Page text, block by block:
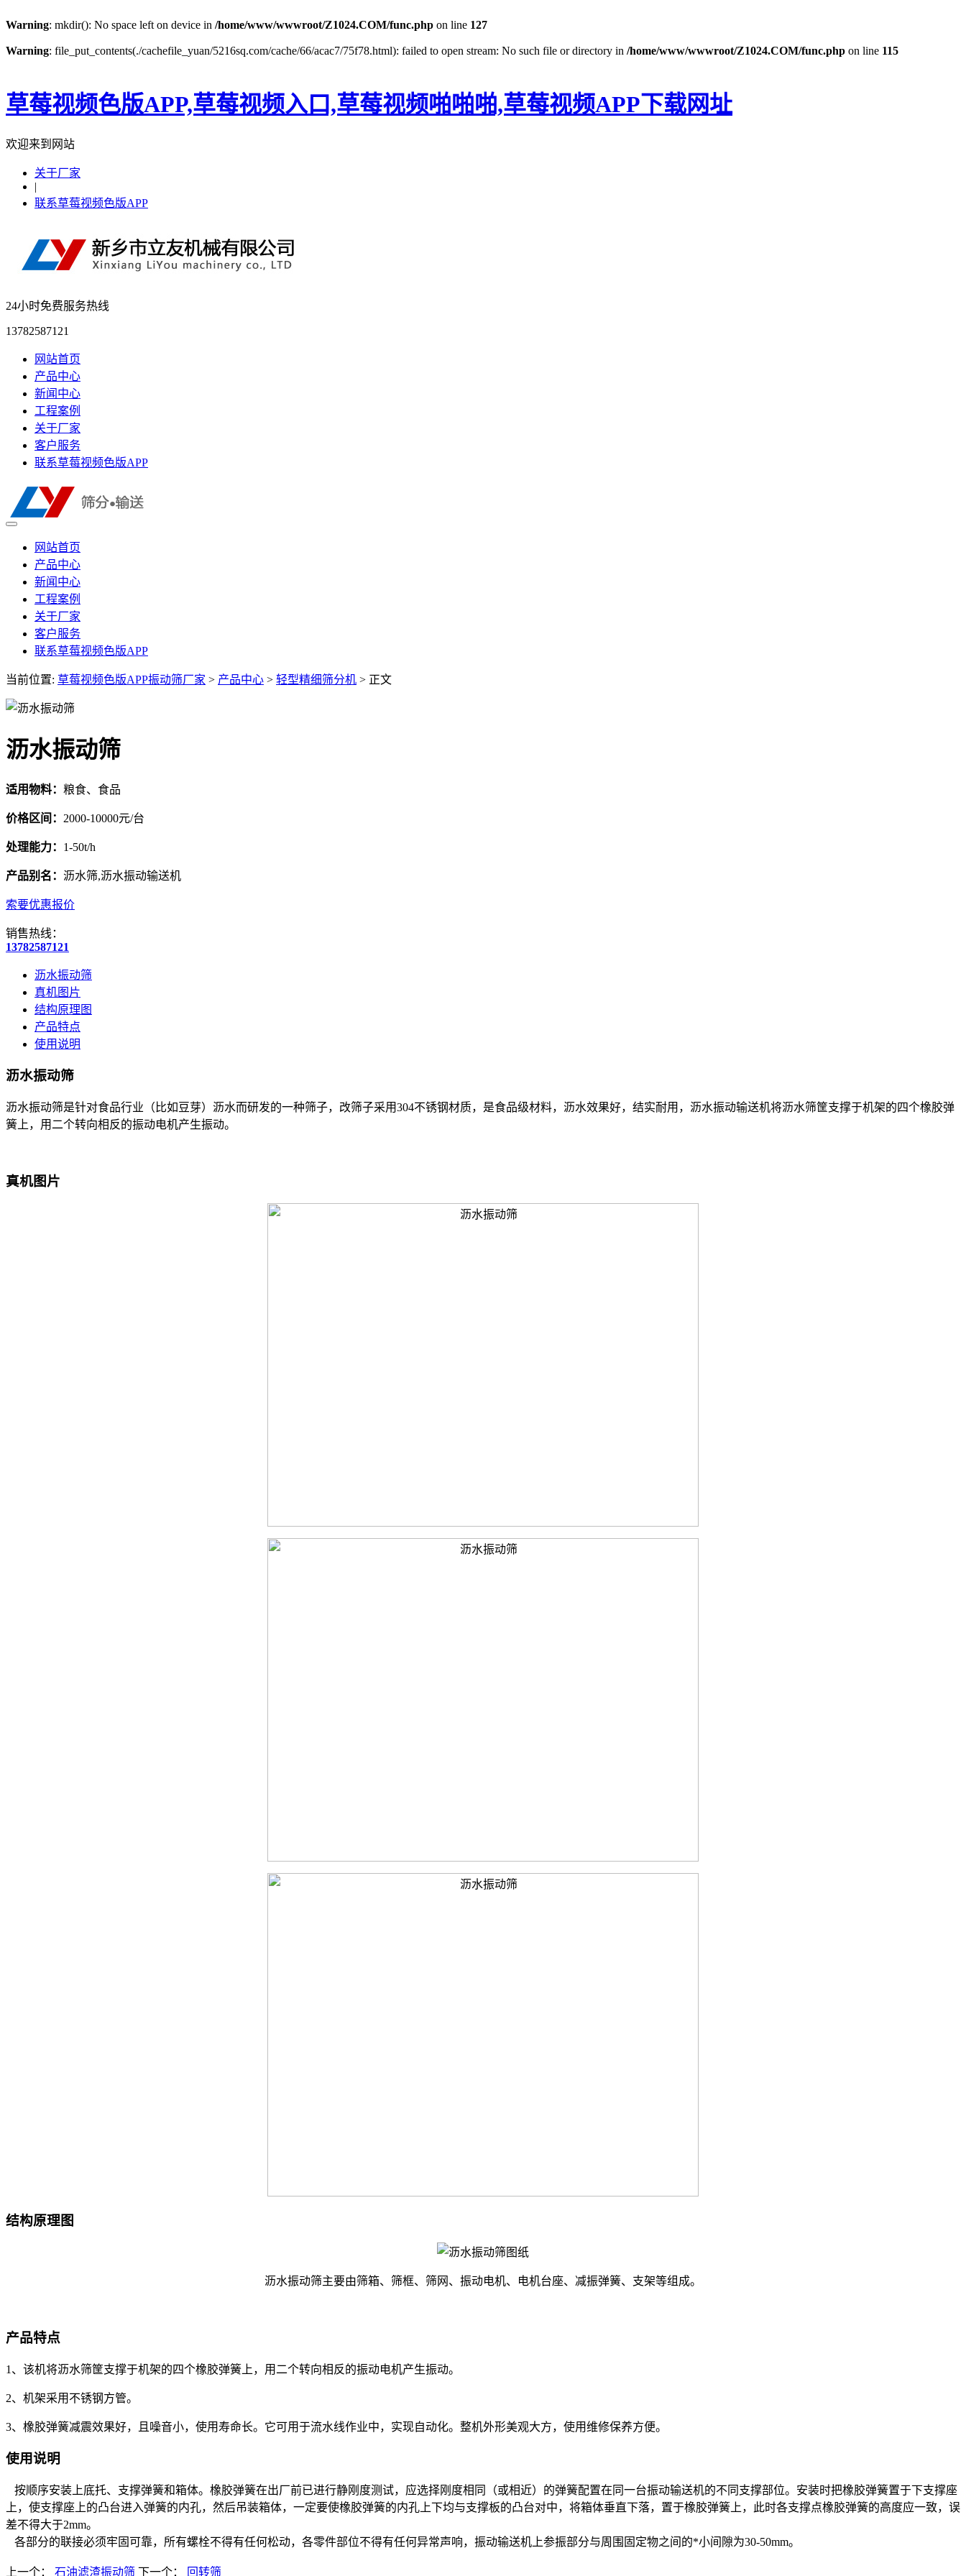
Warning: mkdir(): No space left on device in /home/www/wwwroot/Z1024.COM/func.php on line 127
Warning: file_put_contents(./cachefile_yuan/5216sq.com/cache/66/acac7/75f78.html): failed to open stream: No such file or directory in /home/www/wwwroot/Z1024.COM/func.php on line 115
草莓视频色版APP,草莓视频入口,草莓视频啪啪啪,草莓视频APP下载网址
欢迎来到网站
关于厂家
|
联系草莓视频色版APP
24小时免费服务热线
13782587121
网站首页
产品中心
新闻中心
工程案例
关于厂家
客户服务
联系草莓视频色版APP
网站首页
产品中心
新闻中心
工程案例
关于厂家
客户服务
联系草莓视频色版APP
当前位置: 草莓视频色版APP振动筛厂家 > 产品中心 > 轻型精细筛分机 > 正文
沥水振动筛
适用物料： 粮食、食品
价格区间： 2000-10000元/台
处理能力： 1-50t/h
产品别名： 沥水筛,沥水振动输送机
索要优惠报价
销售热线：
13782587121
沥水振动筛
真机图片
结构原理图
产品特点
使用说明
沥水振动筛
沥水振动筛是针对食品行业（比如豆芽）沥水而研发的一种筛子，改筛子采用304不锈钢材质，是食品级材料，沥水效果好，结实耐用，沥水振动输送机将沥水筛筐支撑于机架的四个橡胶弹
簧上，用二个转向相反的振动电机产生振动。
真机图片
结构原理图
沥水振动筛主要由筛箱、筛框、筛网、振动电机、电机台座、减振弹簧、支架等组成。
产品特点
1、该机将沥水筛筐支撑于机架的四个橡胶弹簧上，用二个转向相反的振动电机产生振动。
2、机架采用不锈钢方管。
3、橡胶弹簧减震效果好，且噪音小，使用寿命长。它可用于流水线作业中，实现自动化。整机外形美观大方，使用维修保养方便。
使用说明
按顺序安装上底托、支撑弹簧和箱体。橡胶弹簧在出厂前已进行静刚度测试，应选择刚度相同（或相近）的弹簧配置在同一台振动输送机的不同支撑部位。安装时把橡胶弹簧置于下支撑座
上，使支撑座上的凸台进入弹簧的内孔，然后吊装箱体，一定要使橡胶弹簧的内孔上下均与支撑板的凸台对中，将箱体垂直下落，置于橡胶弹簧上，此时各支撑点橡胶弹簧的高度应一致，误
差不得大于2mm。
各部分的联接必须牢固可靠，所有螺栓不得有任何松动，各零件部位不得有任何异常声响，振动输送机上参振部分与周围固定物之间的*小间隙为30-50mm。
上一个： 石油滤渣振动筛 下一个： 回转筛